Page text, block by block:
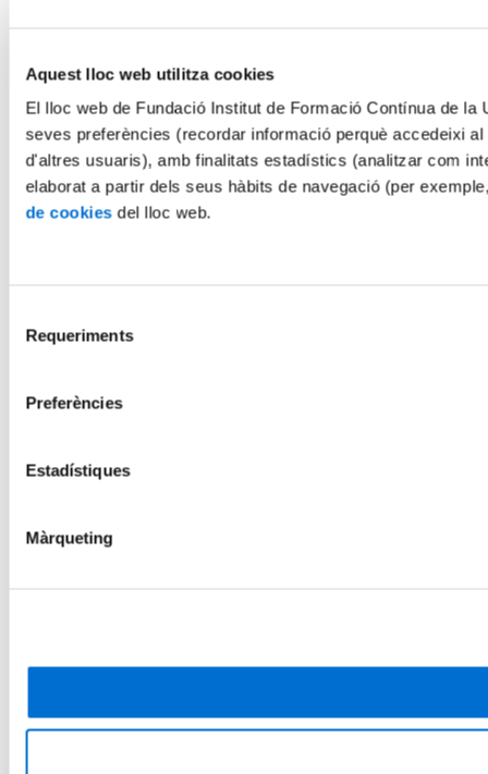
Aquest lloc web utilitza cookies
El lloc web de Fundació Institut de Formació Contínua de
seves preferències (recordar informació perquè accedeixi
d'altres usuaris), amb finalitats estadístics (analitzar com
elaborat a partir dels seus hàbits de navegació (per
de cookies del lloc web.
Requeriments
Preferències
Estadístiques
Màrqueting